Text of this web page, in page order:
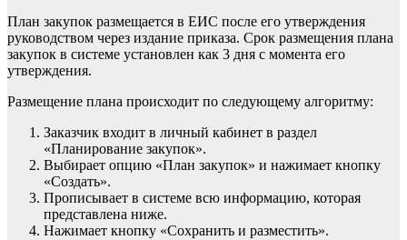
План закупок размещается в ЕИС после его утверждения
руководством через издание приказа. Срок размещения плана
закупок в системе установлен как 3 дня с момента его
утверждения.
Размещение плана происходит по следующему алгоритму:
Заказчик входит в личный кабинет в раздел
«Планирование закупок».
Выбирает опцию «План закупок» и нажимает кнопку
«Создать».
Прописывает в системе всю информацию, которая
представлена ниже.
Нажимает кнопку «Сохранить и разместить».